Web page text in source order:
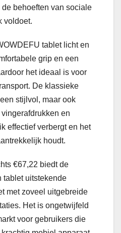
behoeften van sociale
voldoet.
tablet licht en
grip en een
het ideaal is voor
De klassieke
stijlvol, maar ook
en
effectief verbergt en het
houdt.
€67,22 biedt de
tablet uitstekende
met zoveel uitgebreide
Het is ongetwijfeld
voor gebruikers die